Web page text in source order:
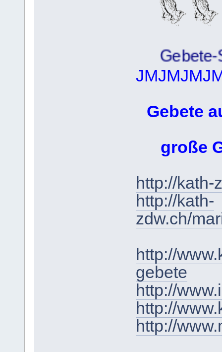
Gebete-
Gebete
große
http://kath-
http://kath-
zdw.ch/
http://
gebete
http://
http://
http://